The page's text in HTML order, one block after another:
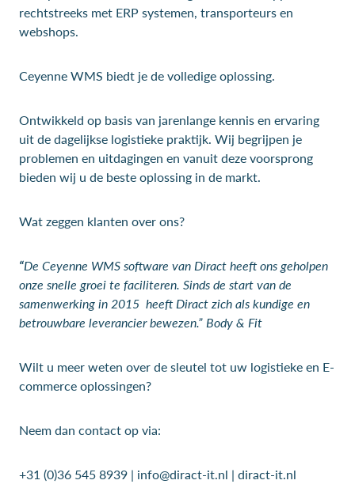
rechtstreeks met ERP systemen, transporteurs en
webshops.
Ceyenne WMS biedt je de volledige oplossing.
Ontwikkeld op basis van jarenlange kennis en ervaring
uit de dagelijkse logistieke praktijk. Wij begrijpen je
problemen en uitdagingen en vanuit deze voorsprong
bieden wij u de beste oplossing in de markt.
Wat zeggen klanten over ons?
“De Ceyenne WMS software van Diract heeft ons geholpen
onze snelle groei te faciliteren. Sinds de start van de
samenwerking in 2015 heeft Diract zich als kundige en
betrouwbare leverancier bewezen.” Body & Fit
Wilt u meer weten over de sleutel tot uw logistieke en E-
commerce oplossingen?
Neem dan contact op via:
+31 (0)36 545 8939 | info@diract-it.nl | diract-it.nl